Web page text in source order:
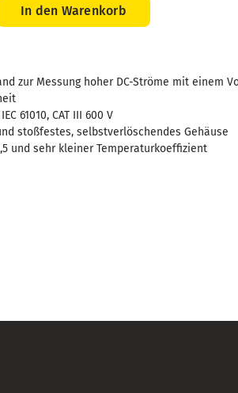
In den Warenkorb
zur Messung hoher DC-Ströme mit einem
61010, CAT III 600 V
stoßfestes, selbstverlöschendes Gehäuse
und sehr kleiner Temperaturkoeffizient